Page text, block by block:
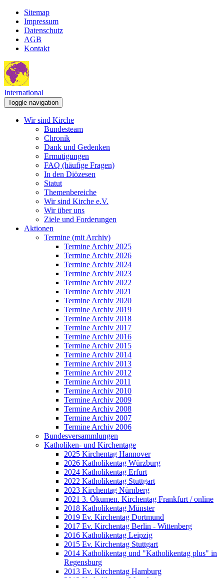
Sitemap
Impressum
Datenschutz
AGB
Kontakt
International
Toggle navigation
Wir sind Kirche
Bundesteam
Chronik
Dank und Gedenken
Ermutigungen
FAQ (häufige Fragen)
In den Diözesen
Statut
Themenbereiche
Wir sind Kirche e.V.
Wir über uns
Ziele und Forderungen
Aktionen
Termine (mit Archiv)
Termine Archiv 2025
Termine Archiv 2026
Termine Archiv 2024
Termine Archiv 2023
Termine Archiv 2022
Termine Archiv 2021
Termine Archiv 2020
Termine Archiv 2019
Termine Archiv 2018
Termine Archiv 2017
Termine Archiv 2016
Termine Archiv 2015
Termine Archiv 2014
Termine Archiv 2013
Termine Archiv 2012
Termine Archiv 2011
Termine Archiv 2010
Termine Archiv 2009
Termine Archiv 2008
Termine Archiv 2007
Termine Archiv 2006
Bundesversammlungen
Katholiken- und Kirchentage
2025 Kirchentag Hannover
2026 Katholikentag Würzburg
2024 Katholikentag Erfurt
2022 Katholikentag Stuttgart
2023 Kirchentag Nürnberg
2021 3. Ökumen. Kirchentag Frankfurt / online
2018 Katholikentag Münster
2019 Ev. Kirchentag Dortmund
2017 Ev. Kirchentag Berlin - Wittenberg
2016 Katholikentag Leipzig
2015 Ev. Kirchentag Stuttgart
2014 Katholikentag und "Katholikentag plus" in
Regensburg
2013 Ev. Kirchentag Hamburg